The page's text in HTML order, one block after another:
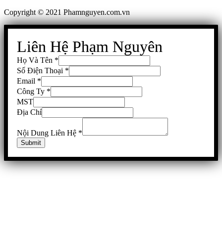
Copyright © 2021 Phamnguyen.com.vn
Liên Hệ Phạm Nguyên
Họ Và Tên *
Số Điện Thoại *
Email *
Công Ty *
MST
Địa Chỉ
Nội Dung Liên Hệ *
Submit